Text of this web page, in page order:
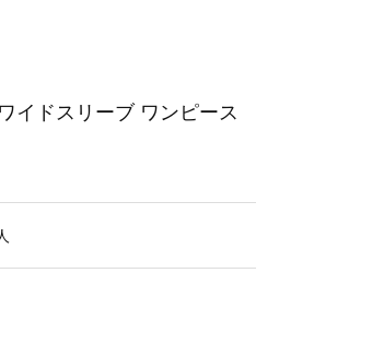
イドスリーブ ワンピース